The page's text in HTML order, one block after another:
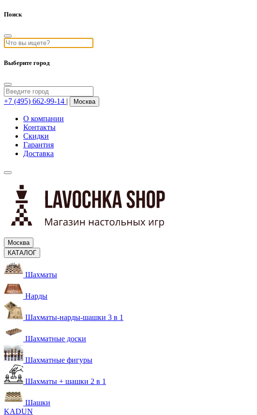
Поиск
Выберите город
+7 (495) 662-99-14 | Москва
О компании
Контакты
Скидки
Гарантия
Доставка
Москва
КАТАЛОГ
Шахматы
Нарды
Шахматы-нарды-шашки 3 в 1
Шахматные доски
Шахматные фигуры
Шахматы + шашки 2 в 1
Шашки
KADUN